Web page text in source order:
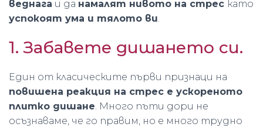
веднага и да намалят нивото на стрес като
успокоят ума и тялото ви.
1. Забавете дишането си.
Един от класическите първи признаци на
повишена реакция на стрес е ускореното
плитко дишане. Много пъти дори не
осъзнаваме, че го правим, но е много трудно